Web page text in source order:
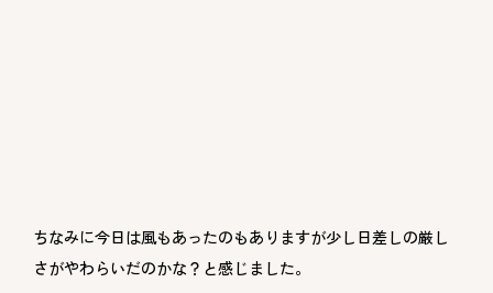
ちなみに今日は風もあったのもありますが少し日差しの厳し
さがやわらいだのかな？と感じました。